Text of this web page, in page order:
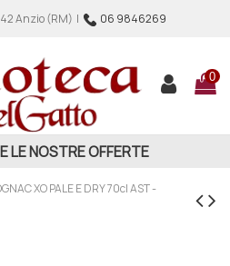
Anzio (RM) | 06 9846269
0
LE NOSTRE OFFERTE
XO PALE E DRY 70cl AST -